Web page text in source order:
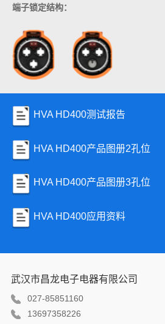
端子锁定结构：
HVA HD400测试报告
HVA HD400产品图册2孔位
HVA HD400产品图册3孔位
HVA HD400应用资料
武汉市昌龙电子电器有限公司
027-85851160
13697358226